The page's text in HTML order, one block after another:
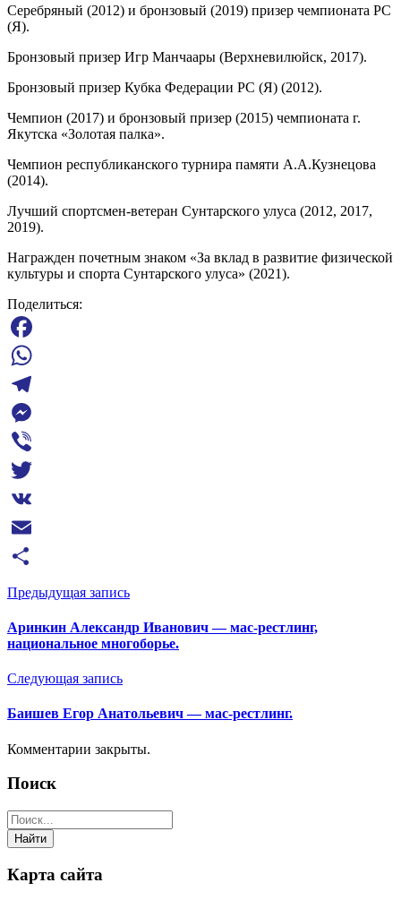
Серебряный (2012) и бронзовый (2019) призер чемпионата РС
(Я).
Бронзовый призер Игр Манчаары (Верхневилюйск, 2017).
Бронзовый призер Кубка Федерации РС (Я) (2012).
Чемпион (2017) и бронзовый призер (2015) чемпионата г.
Якутска «Золотая палка».
Чемпион республиканского турнира памяти А.А.Кузнецова
(2014).
Лучший спортсмен-ветеран Сунтарского улуса (2012, 2017,
2019).
Награжден почетным знаком «За вклад в развитие физической
культуры и спорта Сунтарского улуса» (2021).
Поделиться:
Facebook
WhatsApp
Telegram
Messenger
Viber
Twitter
VK
Email
Отправить
Предыдущая запись
Аринкин Александр Иванович — мас-рестлинг,
национальное многоборье.
Следующая запись
Баишев Егор Анатольевич — мас-рестлинг.
Комментарии закрыты.
Поиск
Карта сайта